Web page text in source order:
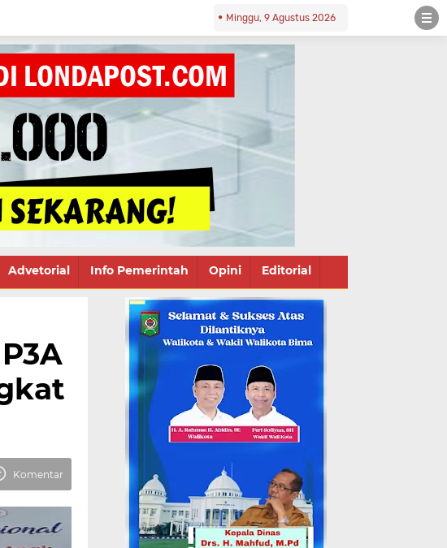
Minggu, 9 Agustus 2026
Advetorial Info Pemerintah Opini Editorial
Komentar